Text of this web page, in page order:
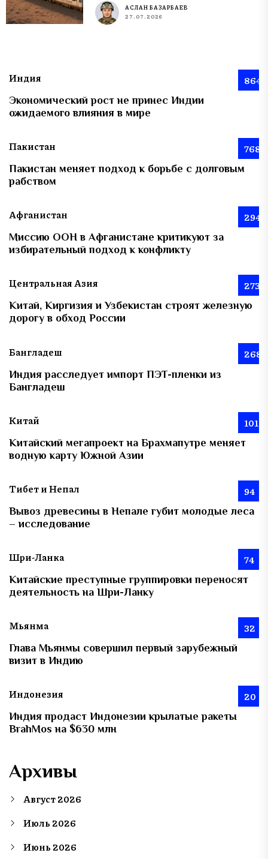
АСЛАН БАЗАРБАЕВ
27.07.2026
Индия 864
Экономический рост не принес Индии
ожидаемого влияния в мире
Пакистан 768
Пакистан меняет подход к борьбе с долговым
рабством
Афганистан 294
Миссию ООН в Афганистане критикуют за
избирательный подход к конфликту
Центральная Азия 273
Китай, Киргизия и Узбекистан строят железную
дорогу в обход России
Бангладеш 268
Индия расследует импорт ПЭТ-пленки из
Бангладеш
Китай 101
Китайский мегапроект на Брахмапутре меняет
водную карту Южной Азии
Тибет и Непал 94
Вывоз древесины в Непале губит молодые леса
– исследование
Шри-Ланка 74
Китайские преступные группировки переносят
деятельность на Шри-Ланку
Мьянма 32
Глава Мьянмы совершил первый зарубежный
визит в Индию
Индонезия 20
Индия продаст Индонезии крылатые ракеты
BrahMos на $630 млн
Архивы
Август 2026
Июль 2026
Июнь 2026